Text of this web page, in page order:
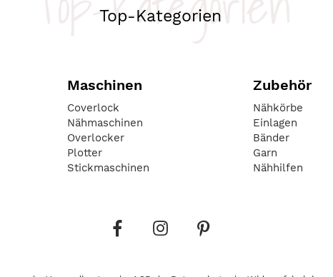
Top-Kategorien
Maschinen
Coverlock
Nähmaschinen
Overlocker
Plotter
Stickmaschinen
Zubehör
Nähkörbe
Einlagen
Bänder
Garn
Nähhilfen